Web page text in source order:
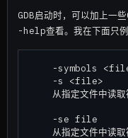
GDB启动时，可以加上一
-help查看。我在下面只例
-symbols
    -s <file>
从指定文件中读取
    -se file
从指定文件中读取